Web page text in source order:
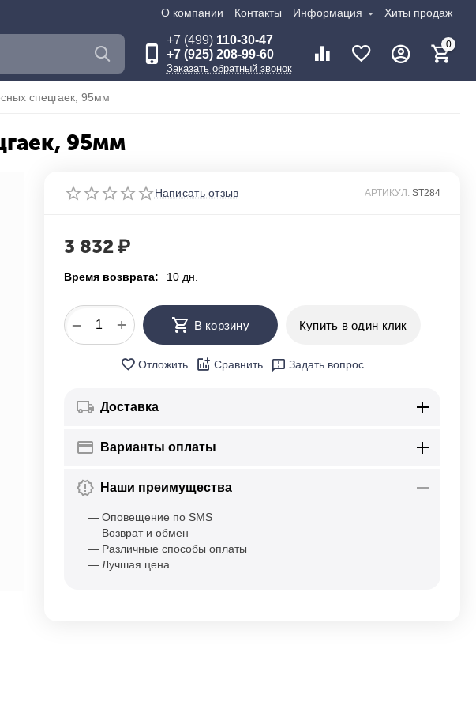
О компании Контакты Информация Хиты продаж
+7 (499)110-30-47
+7 (925) 208-99-60
Заказать обратный звонок
0
спецгаек, 95мм
95мм
Написать отзыв АРТИКУЛ: ST284
3 832₽
Время возврата: 10 дн.
+
− В корзину Купить в один клик
Отложить Сравнить Задать вопрос
Доставка
Варианты оплаты
Наши преимущества
— Оповещение по SMS
— Возврат и обмен
— Различные способы оплаты
— Лучшая цена